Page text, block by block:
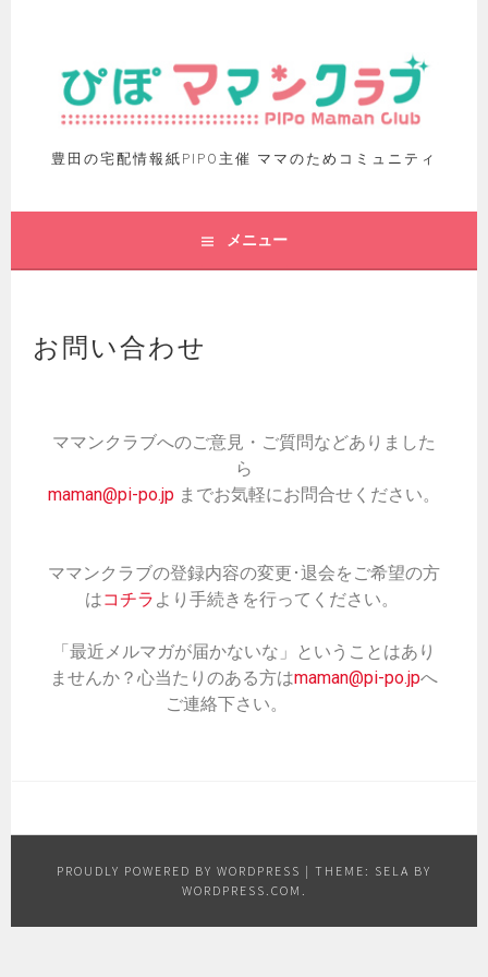
豊田の宅配情報紙PIPO主催 ママのためコミュニティ
メニュー
お問い合わせ
ママンクラブへのご意見・ご質問などありました
ら
maman@pi-po.jp までお気軽にお問合せください。
ママンクラブの登録内容の変更･退会をご希望の方
はコチラ より手続きを行ってください。
「最近メルマガが届かないな」ということはあり
ませんか？心当たりのある方はmaman@pi-po.jpへ
ご連絡下さい。
PROUDLY POWERED BY WORDPRESS | THEME: SELA BY
WORDPRESS.COM .